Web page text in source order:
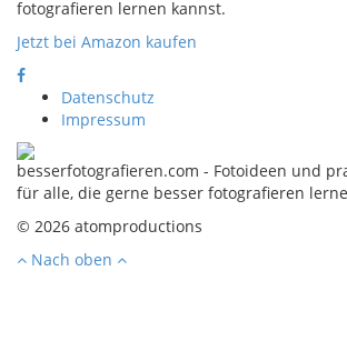
fotografieren lernen kannst.
Jetzt bei Amazon kaufen
Datenschutz
Impressum
besserfotografieren.com - Fotoideen und
für alle, die gerne besser fotografieren
© 2026 atomproductions
Nach oben